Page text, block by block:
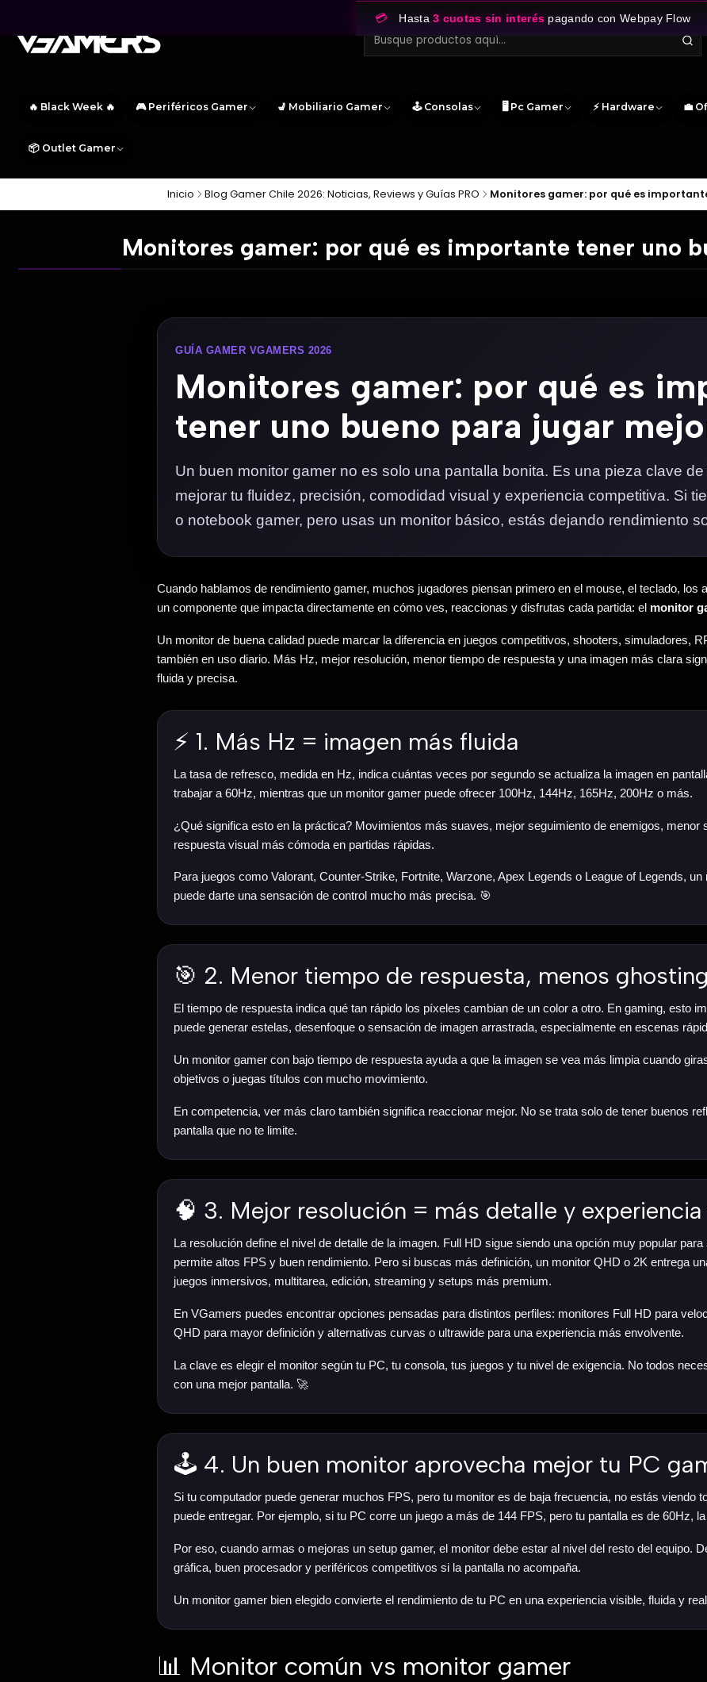
🔥 Black Week 🔥 🎮 Periféricos Gamer 💺 Mobiliario Gamer 🕹️ Consolas 🖥️ Pc Gamer ⚡ Hardware 💼
📦 Outlet Gamer
💳 Hasta3 cuotas sin interés pagando con Webpay Flow
Inicio Blog Gamer Chile 2026: Noticias, Reviews y Guías PRO Monitores gamer: por qué es
Monitores gamer: por qué es importante tener uno
GUÍA GAMER VGAMERS 2026
Monitores gamer: por qué es
tener uno bueno para jugar
Un buen monitor gamer no es solo una pantalla bonita. Es una pieza clave
mejorar tu fluidez, precisión, comodidad visual y experiencia competitiva. Si
o notebook gamer, pero usas un monitor básico, estás dejando rendimiento
Cuando hablamos de rendimiento gamer, muchos jugadores piensan primero en el mouse, el teclado, los
un componente que impacta directamente en cómo ves, reaccionas y disfrutas cada partida: el monitor
Un monitor de buena calidad puede marcar la diferencia en juegos competitivos, shooters, simuladores,
también en uso diario. Más Hz, mejor resolución, menor tiempo de respuesta y una imagen más clara
fluida y precisa.
⚡ 1. Más Hz = imagen más fluida
La tasa de refresco, medida en Hz, indica cuántas veces por segundo se actualiza la imagen en
trabajar a 60Hz, mientras que un monitor gamer puede ofrecer 100Hz, 144Hz, 165Hz, 200Hz o más.
¿Qué significa esto en la práctica? Movimientos más suaves, mejor seguimiento de enemigos, menor
respuesta visual más cómoda en partidas rápidas.
Para juegos como Valorant, Counter-Strike, Fortnite, Warzone, Apex Legends o League of Legends,
puede darte una sensación de control mucho más precisa. 🎯
🎯 2. Menor tiempo de respuesta, menos ghosting
El tiempo de respuesta indica qué tan rápido los píxeles cambian de un color a otro. En gaming, esto
puede generar estelas, desenfoque o sensación de imagen arrastrada, especialmente en escenas
Un monitor gamer con bajo tiempo de respuesta ayuda a que la imagen se vea más limpia cuando
objetivos o juegas títulos con mucho movimiento.
En competencia, ver más claro también significa reaccionar mejor. No se trata solo de tener buenos
pantalla que no te limite.
🧠 3. Mejor resolución = más detalle y
La resolución define el nivel de detalle de la imagen. Full HD sigue siendo una opción muy popular
permite altos FPS y buen rendimiento. Pero si buscas más definición, un monitor QHD o 2K entrega
juegos inmersivos, multitarea, edición, streaming y setups más premium.
En VGamers puedes encontrar opciones pensadas para distintos perfiles: monitores Full HD para
QHD para mayor definición y alternativas curvas o ultrawide para una experiencia más envolvente.
La clave es elegir el monitor según tu PC, tu consola, tus juegos y tu nivel de exigencia. No todos
con una mejor pantalla. 🚀
🕹️ 4. Un buen monitor aprovecha mejor tu PC
Si tu computador puede generar muchos FPS, pero tu monitor es de baja frecuencia, no estás viendo
puede entregar. Por ejemplo, si tu PC corre un juego a más de 144 FPS, pero tu pantalla es de 60Hz,
Por eso, cuando armas o mejoras un setup gamer, el monitor debe estar al nivel del resto del equipo.
gráfica, buen procesador y periféricos competitivos si la pantalla no acompaña.
Un monitor gamer bien elegido convierte el rendimiento de tu PC en una experiencia visible, fluida y
📊 Monitor común vs monitor gamer